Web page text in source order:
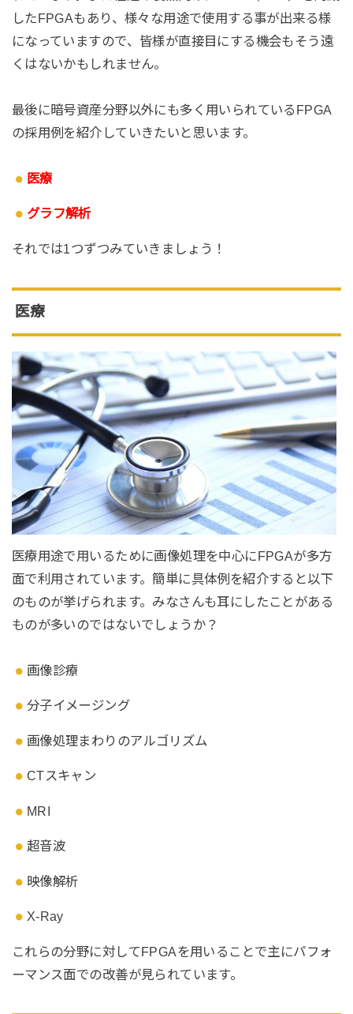
したFPGAもあり、様々な用途で使用する事が出来る様
になっていますので、皆様が直接目にする機会もそう遠
くはないかもしれません。
最後に暗号資産分野以外にも多く用いられているFPGA
の採用例を紹介していきたいと思います。
医療
グラフ解析
それでは1つずつみていきましょう！
医療
医療用途で用いるために画像処理を中心にFPGAが多方
面で利用されています。簡単に具体例を紹介すると以下
のものが挙げられます。みなさんも耳にしたことがある
ものが多いのではないでしょうか？
画像診療
分子イメージング
画像処理まわりのアルゴリズム
CTスキャン
MRI
超音波
映像解析
X-Ray
これらの分野に対してFPGAを用いることで主にパフォ
ーマンス面での改善が見られています。